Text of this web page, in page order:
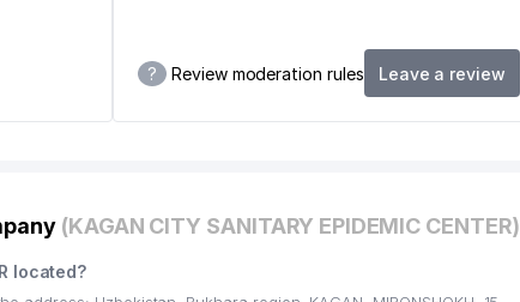
? Review moderation rules Leave a review
(KAGAN CITY SANITARY EPIDEMIC CENTER)
located?